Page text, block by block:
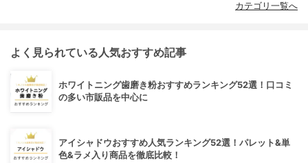
カテゴリ一覧へ
よく見られている人気おすすめ記事
ホワイトニング歯磨き粉おすすめランキング52選！口コミ
の多い市販品を中心に
アイシャドウおすすめ人気ランキング52選！パレット&単
色&ラメ入り商品を徹底比較！